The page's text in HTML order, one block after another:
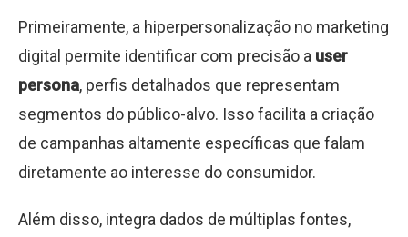
Primeiramente, a hiperpersonalização no marketing
digital permite identificar com precisão a user
persona, perfis detalhados que representam
segmentos do público-alvo. Isso facilita a criação
de campanhas altamente específicas que falam
diretamente ao interesse do consumidor.
Além disso, integra dados de múltiplas fontes,